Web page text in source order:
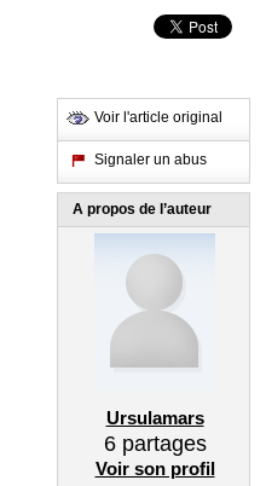
Voir l'article original
Signaler un abus
A propos de l’auteur
Ursulamars
6partages
Voir son profil